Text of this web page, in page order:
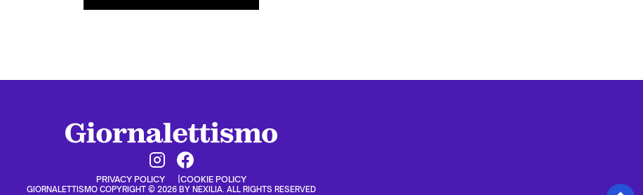
PRIVACY POLICY COOKIE POLICY
GIORNALETTISMO COPYRIGHT © 2026 BY NEXILIA. ALL RIGHTS RESERVED